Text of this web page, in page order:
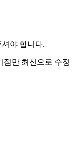
야 합니다.
점만 최신으로 수정